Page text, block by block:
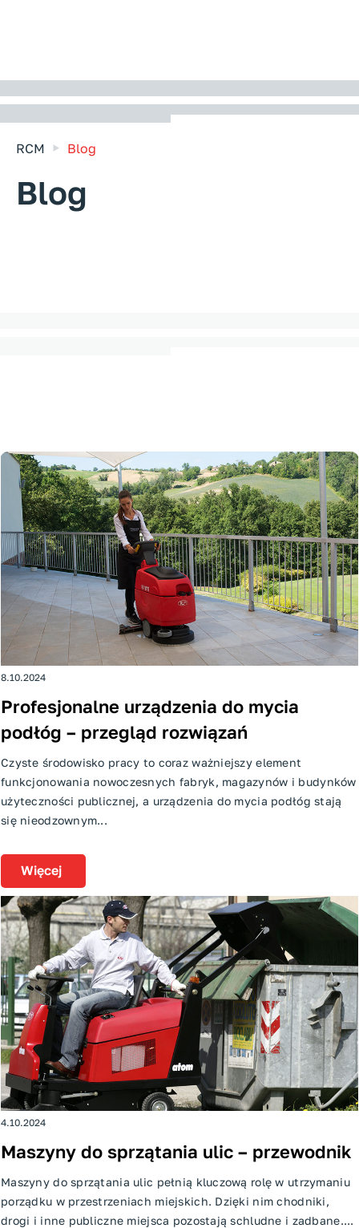
RCM Blog
Blog
8.10.2024
Profesjonalne urządzenia do mycia
podłóg – przegląd rozwiązań
Czyste środowisko pracy to coraz ważniejszy element
funkcjonowania nowoczesnych fabryk, magazynów i budynków
użyteczności publicznej, a urządzenia do mycia podłóg stają
się nieodzownym...
Więcej
4.10.2024
Maszyny do sprzątania ulic – przewodnik
Maszyny do sprzątania ulic pełnią kluczową rolę w utrzymaniu
porządku w przestrzeniach miejskich. Dzięki nim chodniki,
drogi i inne publiczne miejsca pozostają schludne i zadbane....